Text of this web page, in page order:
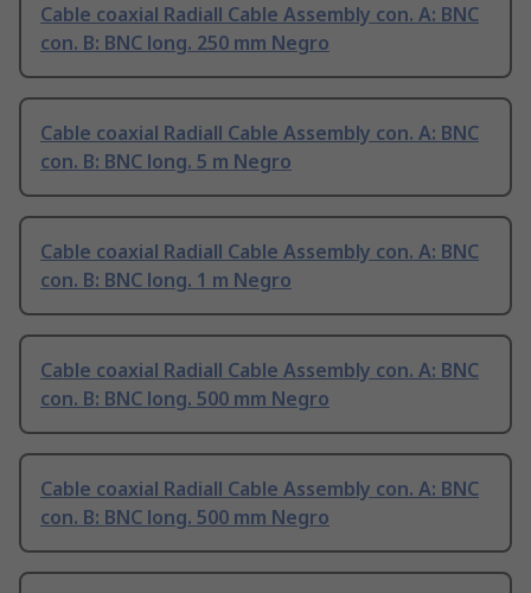
Cable coaxial Radiall Cable Assembly con. A: BNC
con. B: BNC long. 250 mm Negro
Cable coaxial Radiall Cable Assembly con. A: BNC
con. B: BNC long. 5 m Negro
Cable coaxial Radiall Cable Assembly con. A: BNC
con. B: BNC long. 1 m Negro
Cable coaxial Radiall Cable Assembly con. A: BNC
con. B: BNC long. 500 mm Negro
Cable coaxial Radiall Cable Assembly con. A: BNC
con. B: BNC long. 500 mm Negro